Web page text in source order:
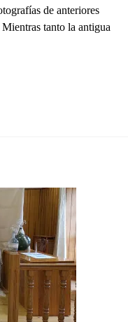
de anteriores
tanto la antigua